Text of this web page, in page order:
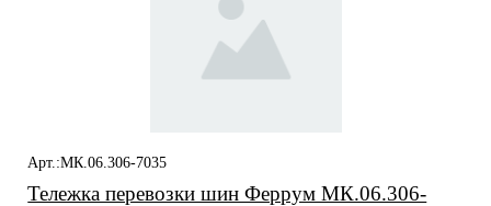
Арт.:МК.06.306-7035
Тележка перевозки шин Феррум МК.06.306-